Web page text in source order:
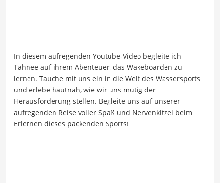
In diesem aufregenden Youtube-Video begleite ich
Tahnee auf ihrem Abenteuer, das Wakeboarden zu
lernen. Tauche mit uns ein in die Welt des Wassersports
und erlebe hautnah, wie wir uns mutig der
Herausforderung stellen. Begleite uns auf unserer
aufregenden Reise voller Spaß und Nervenkitzel beim
Erlernen dieses packenden Sports!